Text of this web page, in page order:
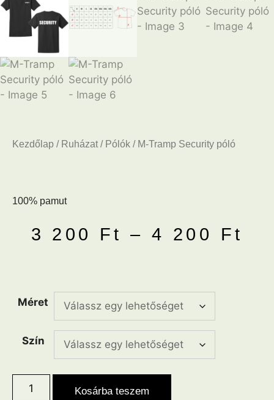
Kezdőlap / Ruházat / Pólók / M-Tramp Security póló
100% pamut
3 200 Ft – 4 200 Ft
Méret
Szín
Kosárba teszem